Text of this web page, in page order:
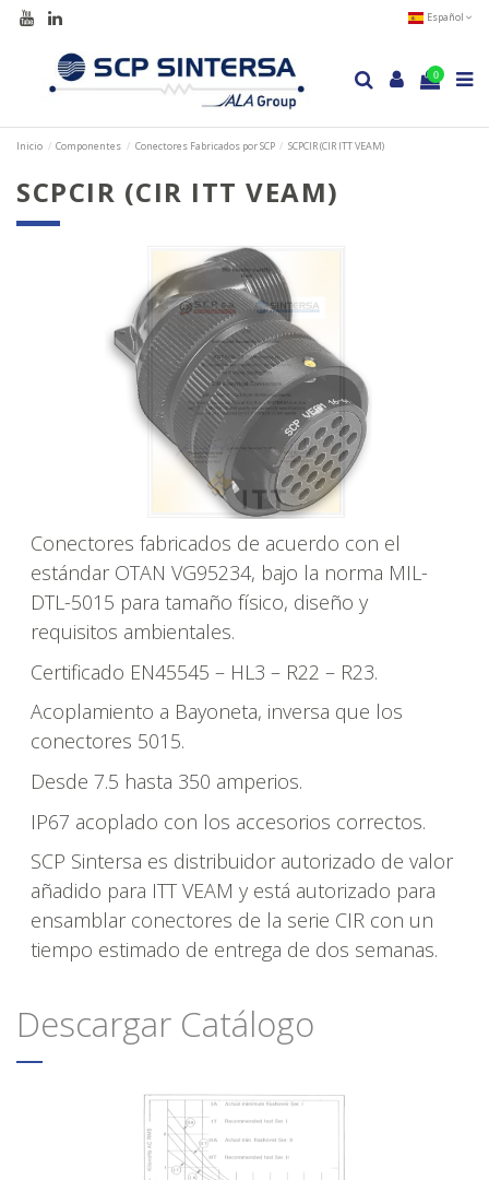
Español
0
Inicio Componentes Conectores Fabricados por SCP SCPCIR (CIR ITT VEAM)
SCPCIR (CIR ITT VEAM)
Conectores fabricados de acuerdo con el
estándar OTAN VG95234, bajo la norma MIL-
DTL-5015 para tamaño físico, diseño y
requisitos ambientales.
Certificado EN45545 – HL3 – R22 – R23.
Acoplamiento a Bayoneta, inversa que los
conectores 5015.
Desde 7.5 hasta 350 amperios.
IP67 acoplado con los accesorios correctos.
SCP Sintersa es distribuidor autorizado de valor
añadido para ITT VEAM y está autorizado para
ensamblar conectores de la serie CIR con un
tiempo estimado de entrega de dos semanas.
Descargar Catálogo